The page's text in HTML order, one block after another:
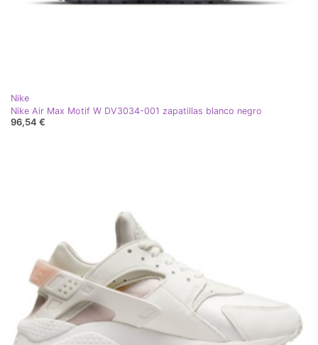
Nike
Nike Air Max Motif W DV3034-001 zapatillas blanco negro
96,54 €